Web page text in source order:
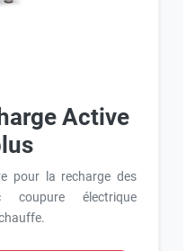
Active
pour la recharge des
coupure électrique